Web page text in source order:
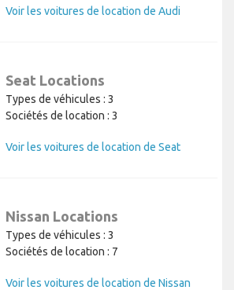
Voir les voitures de location de Audi
Seat Locations
Types de véhicules : 3
Sociétés de location : 3
Voir les voitures de location de Seat
Nissan Locations
Types de véhicules : 3
Sociétés de location : 7
Voir les voitures de location de Nissan